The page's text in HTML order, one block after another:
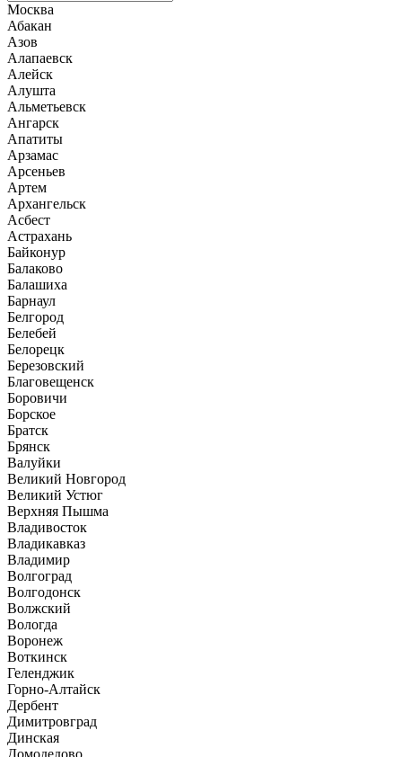
Москва
Абакан
Азов
Алапаевск
Алейск
Алушта
Альметьевск
Ангарск
Апатиты
Арзамас
Арсеньев
Артем
Архангельск
Асбест
Астрахань
Байконур
Балаково
Балашиха
Барнаул
Белгород
Белебей
Белорецк
Березовский
Благовещенск
Боровичи
Борское
Братск
Брянск
Валуйки
Великий Новгород
Великий Устюг
Верхняя Пышма
Владивосток
Владикавказ
Владимир
Волгоград
Волгодонск
Волжский
Вологда
Воронеж
Воткинск
Геленджик
Горно-Алтайск
Дербент
Димитровград
Динская
Домодедово